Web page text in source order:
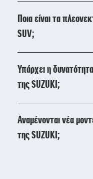
Ποια είναι τα
SUV;
Υπάρχει η
της SUZUKI;
Αναμένονται νέα
της SUZUKI;